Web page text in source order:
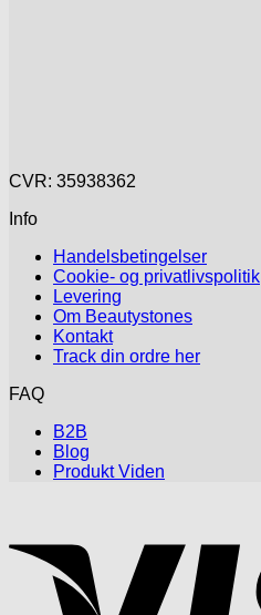
CVR: 35938362
Info
Handelsbetingelser
Cookie- og privatlivspolitik
Levering
Om Beautystones
Kontakt
Track din ordre her
FAQ
B2B
Blog
Produkt Viden